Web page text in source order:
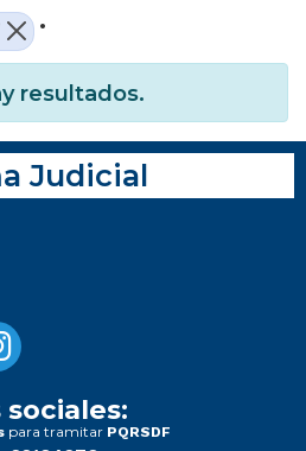
.
resultados.
Judicial
para tramitar PQRSDF